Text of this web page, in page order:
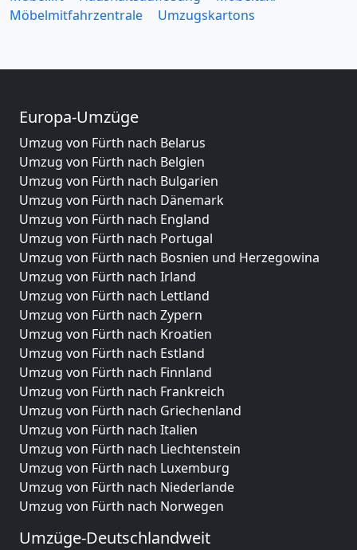
Möbelmitfahrzentrale
Umzugskartons
Europa-Umzüge
Umzug von Fürth nach Belarus
Umzug von Fürth nach Belgien
Umzug von Fürth nach Bulgarien
Umzug von Fürth nach Dänemark
Umzug von Fürth nach England
Umzug von Fürth nach Portugal
Umzug von Fürth nach Bosnien und Herzegowina
Umzug von Fürth nach Irland
Umzug von Fürth nach Lettland
Umzug von Fürth nach Zypern
Umzug von Fürth nach Kroatien
Umzug von Fürth nach Estland
Umzug von Fürth nach Finnland
Umzug von Fürth nach Frankreich
Umzug von Fürth nach Griechenland
Umzug von Fürth nach Italien
Umzug von Fürth nach Liechtenstein
Umzug von Fürth nach Luxemburg
Umzug von Fürth nach Niederlande
Umzug von Fürth nach Norwegen
Umzüge-Deutschlandweit